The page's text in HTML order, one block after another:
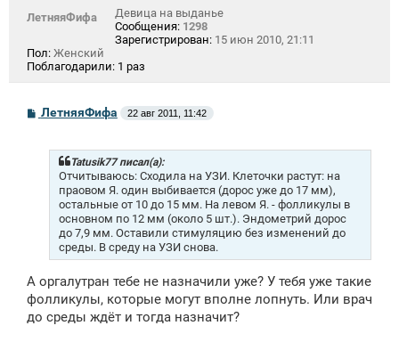
ЛетняяФифа
Девица на выданье
Сообщения: 1298
Зарегистрирован: 15 июн 2010, 21:11
Пол: Женский
Поблагодарили: 1 раз
С
о
ЛетняяФифа 22 авг 2011, 11:42
Tatusik77 писал(а):
Отчитываюсь: Сходила на УЗИ. Клеточки растут: на
праовом Я. один выбивается (дорос уже до 17 мм),
остальные от 10 до 15 мм. На левом Я. - фолликулы в
основном по 12 мм (около 5 шт.). Эндометрий дорос
до 7,9 мм. Оставили стимуляцию без изменений до
среды. В среду на УЗИ снова.
А оргалутран тебе не назначили уже? У тебя уже такие
фолликулы, которые могут вполне лопнуть. Или врач
до среды ждёт и тогда назначит?